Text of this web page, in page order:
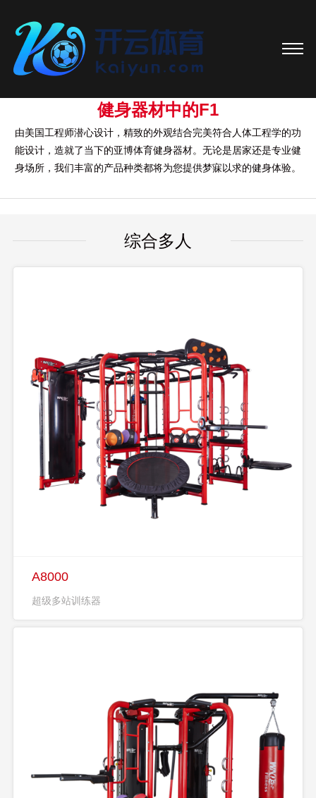
健身器材中的F1
由美国工程师潜心设计，精致的外观结合完美符合人体工程学的功
能设计，造就了当下的亚博体育健身器材。无论是居家还是专业健
身场所，我们丰富的产品种类都将为您提供梦寐以求的健身体验。
综合多人
A8000
超级多站训练器